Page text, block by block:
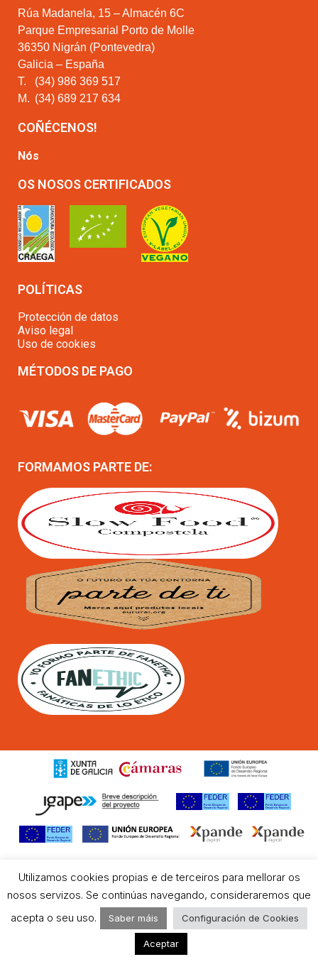
Rúa Madanela, 15 – Almacén 6C
Parque Empresarial Porto de Molle
36350 Nigrán (Pontevedra)
Galicia – España
T.
(34) 986 369 517
M. (34) 689 217 634
COÑÉCENOS!
Nós
OS NOSOS CERTIFICADOS
POLÍTICAS
Protección de datos
Aviso legal
Uso de cookies
MÉTODOS DE PAGO
FORMAMOS PARTE DE:
Utilizamos cookies propias e de terceiros para mellorar os
nosos servizos. Se continúas navegando, consideraremos que
acepta o seu uso.
Saber máis Configuración de Cookies
Aceptar